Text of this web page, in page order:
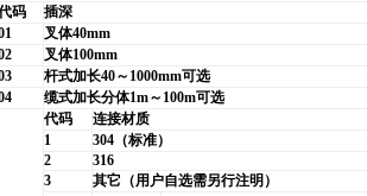
码
插深
叉体40mm
叉体100mm
杆式加长40～ 1000mm可选
缆式加长分体1m～ 100m可选
代码
连接材质
1
304 （标准）
2
316
3
其它（用户自选需另行注明）